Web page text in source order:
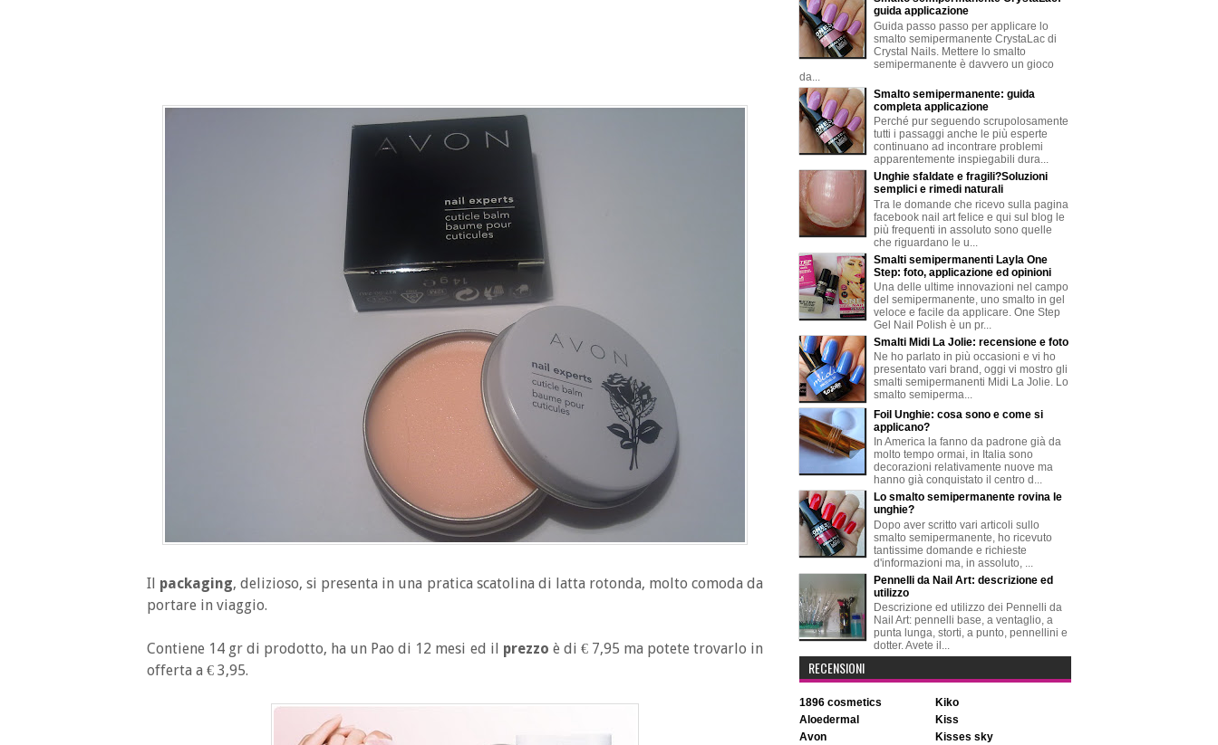
Il packaging, delizioso, si presenta in una pratica scatolina di latta rotonda, molto comoda da
portare in viaggio.
Contiene 14 gr di prodotto, ha un Pao di 12 mesi ed il prezzo è di € 7,95 ma potete trovarlo in
offerta a € 3,95.
guida applicazione
Guida passo passo per applicare lo
smalto semipermanente CrystaLac di
Crystal Nails. Mettere lo smalto
semipermanente è davvero un gioco
da...
Smalto semipermanente: guida
completa applicazione
Perché pur seguendo scrupolosamente
tutti i passaggi anche le più esperte
continuano ad incontrare problemi
apparentemente inspiegabili dura...
Unghie sfaldate e fragili?Soluzioni
semplici e rimedi naturali
Tra le domande che ricevo sulla pagina
facebook nail art felice e qui sul blog le
più frequenti in assoluto sono quelle
che riguardano le u...
Smalti semipermanenti Layla One
Step: foto, applicazione ed opinioni
Una delle ultime innovazioni nel campo
del semipermanente, uno smalto in gel
veloce e facile da applicare. One Step
Gel Nail Polish è un pr...
Smalti Midi La Jolie: recensione e foto
Ne ho parlato in più occasioni e vi ho
presentato vari brand, oggi vi mostro gli
smalti semipermanenti Midi La Jolie. Lo
smalto semiperma...
Foil Unghie: cosa sono e come si
applicano?
In America la fanno da padrone già da
molto tempo ormai, in Italia sono
decorazioni relativamente nuove ma
hanno già conquistato il centro d...
Lo smalto semipermanente rovina le
unghie?
Dopo aver scritto vari articoli sullo
smalto semipermanente, ho ricevuto
tantissime domande e richieste
d'informazioni ma, in assoluto, ...
Pennelli da Nail Art: descrizione ed
utilizzo
Descrizione ed utilizzo dei Pennelli da
Nail Art: pennelli base, a ventaglio, a
punta lunga, storti, a punto, pennellini e
dotter. Avete il...
RECENSIONI
1896 cosmetics
aloedermal
avon
kiko
kiss
kisses sky